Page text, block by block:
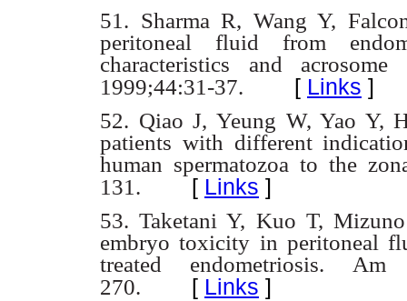
51. Sharma R, Wang Y,
peritoneal fluid from
characteristics and
1999;44:31-37. [ Links ]
52. Qiao J, Yeung W, Yao Y,
patients with different
human spermatozoa to the
131. [ Links ]
53. Taketani Y, Kuo T,
embryo toxicity in peritoneal
treated endometriosis. Am
270. [ Links ]